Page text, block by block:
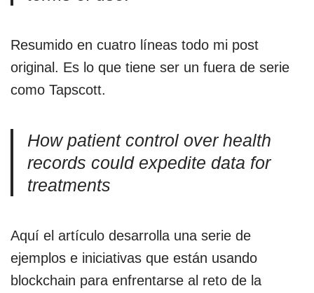
Resumido en cuatro líneas todo mi post
original. Es lo que tiene ser un fuera de serie
como Tapscott.
How patient control over health
records could expedite data for
treatments
Aquí el artículo desarrolla una serie de
ejemplos e iniciativas que están usando
blockchain para enfrentarse al reto de la